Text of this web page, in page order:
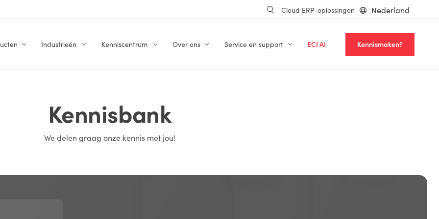
Cloud ERP-oplossingen Nederland
Industrieën Kenniscentrum Over ons Service en support ECI AI Kennismaken?
Kennisbank
We delen graag onze kennis met jou!